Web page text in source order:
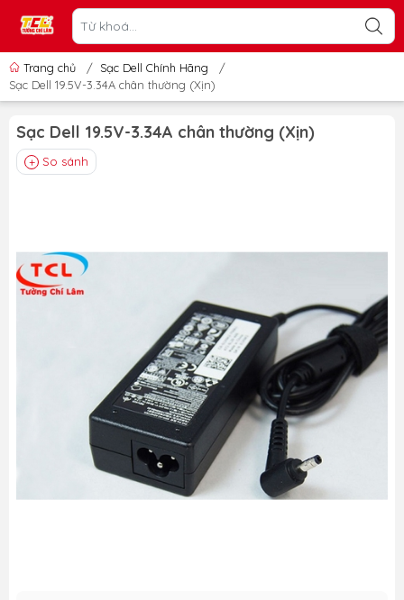
Trang chủ / Sạc Dell Chính Hãng
/
Sạc Dell 19.5V-3.34A chân thường (Xịn)
Sạc Dell 19.5V-3.34A chân thường (Xịn)
So sánh